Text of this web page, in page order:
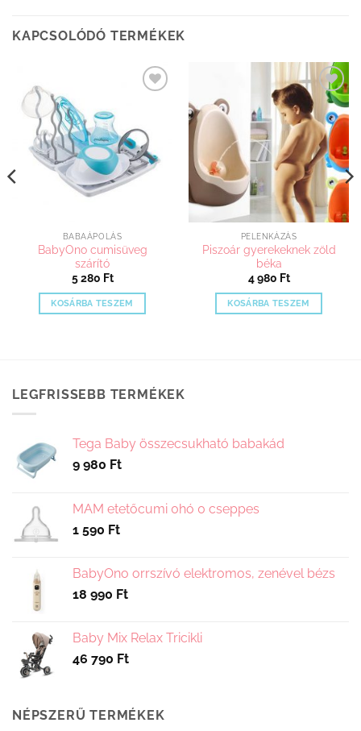
KAPCSOLÓDÓ TERMÉKEK
BABAÁPOLÁS
BabyOno cumisüveg
szárító
5 280 Ft
KOSÁRBA TESZEM
Kedvenceimhez
adom
PELENKÁZÁS
Piszoár gyerekeknek zöld
béka
4 980 Ft
KOSÁRBA TESZEM
LEGFRISSEBB TERMÉKEK
Tega Baby összecsukható babakád
9 980 Ft
MAM etetőcumi 0hó 0 cseppes
1 590 Ft
BabyOno orrszívó elektromos, zenével bézs
18 990 Ft
Baby Mix Relax Tricikli
46 790 Ft
NÉPSZERŰ TERMÉKEK